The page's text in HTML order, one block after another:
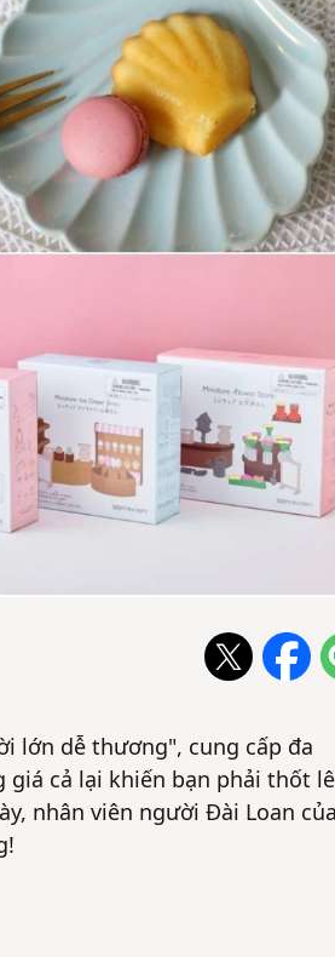
lớn dễ thương", cung cấp đa
cả lại khiến bạn phải thốt
nhân viên người Đài Loan của